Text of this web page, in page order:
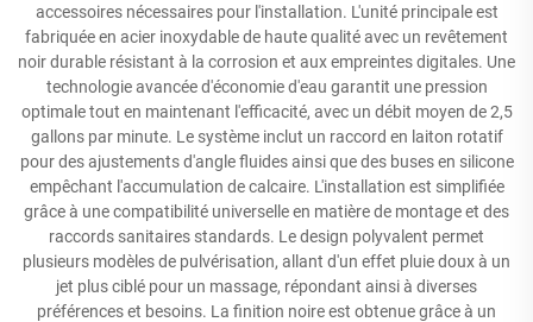
accessoires nécessaires pour l'installation. L'unité principale est
fabriquée en acier inoxydable de haute qualité avec un revêtement
noir durable résistant à la corrosion et aux empreintes digitales. Une
technologie avancée d'économie d'eau garantit une pression
optimale tout en maintenant l'efficacité, avec un débit moyen de 2,5
gallons par minute. Le système inclut un raccord en laiton rotatif
pour des ajustements d'angle fluides ainsi que des buses en silicone
empêchant l'accumulation de calcaire. L'installation est simplifiée
grâce à une compatibilité universelle en matière de montage et des
raccords sanitaires standards. Le design polyvalent permet
plusieurs modèles de pulvérisation, allant d'un effet pluie doux à un
jet plus ciblé pour un massage, répondant ainsi à diverses
préférences et besoins. La finition noire est obtenue grâce à un